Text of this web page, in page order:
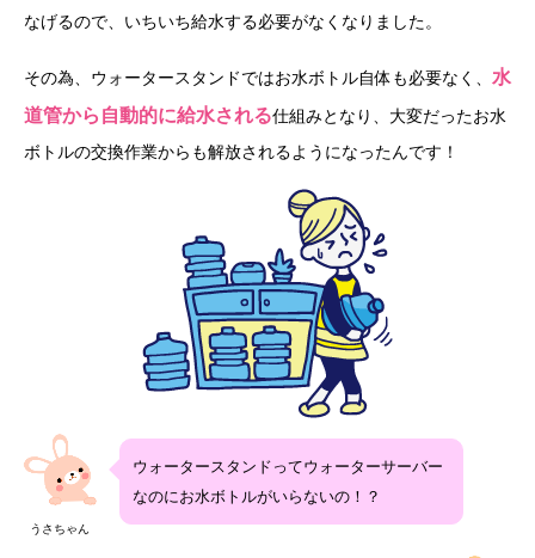
なげるので、いちいち給水する必要がなくなりました。
その為、ウォータースタンドではお水ボトル自体も必要なく、 水
道管から自動的に給水される仕組みとなり、大変だったお水
ボトルの交換作業からも解放されるようになったんです！
うさちゃん
ウォータースタンドってウォーターサーバー
なのにお水ボトルがいらないの！？